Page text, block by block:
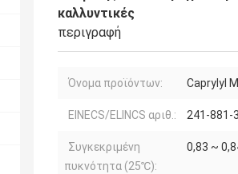
καλλυντικές
περιγραφή
Όνομα προϊόντων: Caprylyl
EINECS/ELINCS αριθ.: 241-881-3
Συγκεκριμένη
πυκνότητα (25℃):
0,83 ~